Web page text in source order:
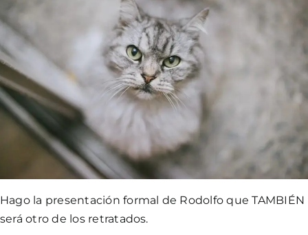
Hago la presentación formal de Rodolfo que TAMBIÉN
será otro de los retratados.